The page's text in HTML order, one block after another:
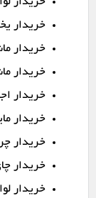
خریدار
خریدار
خریدار
خریدار
خریدار
خریدار
خریدار
خریدار